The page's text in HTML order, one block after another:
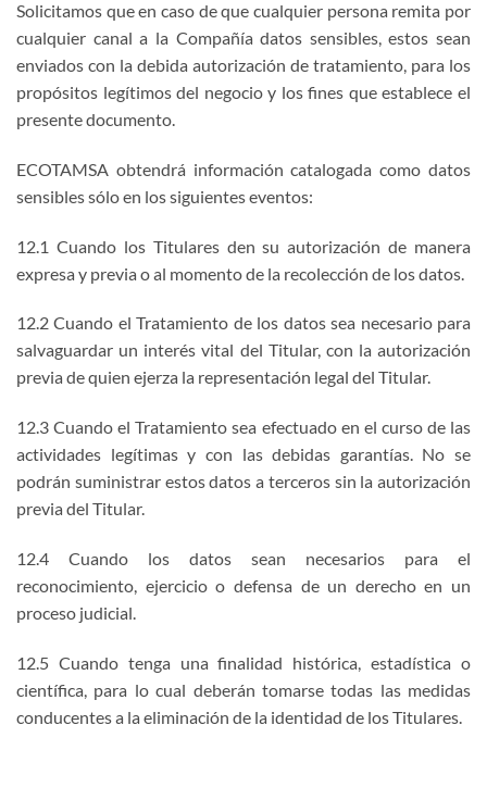
Solicitamos que en caso de que cualquier persona remita por
cualquier canal a la Compañía datos sensibles, estos sean
enviados con la debida autorización de tratamiento, para los
propósitos legítimos del negocio y los fines que establece el
presente documento.
ECOTAMSA obtendrá información catalogada como datos
sensibles sólo en los siguientes eventos:
12.1 Cuando los Titulares den su autorización de manera
expresa y previa o al momento de la recolección de los datos.
12.2 Cuando el Tratamiento de los datos sea necesario para
salvaguardar un interés vital del Titular, con la autorización
previa de quien ejerza la representación legal del Titular.
12.3 Cuando el Tratamiento sea efectuado en el curso de las
actividades legítimas y con las debidas garantías. No se
podrán suministrar estos datos a terceros sin la autorización
previa del Titular.
12.4 Cuando los datos sean necesarios para el
reconocimiento, ejercicio o defensa de un derecho en un
proceso judicial.
12.5 Cuando tenga una finalidad histórica, estadística o
científica, para lo cual deberán tomarse todas las medidas
conducentes a la eliminación de la identidad de los Titulares.